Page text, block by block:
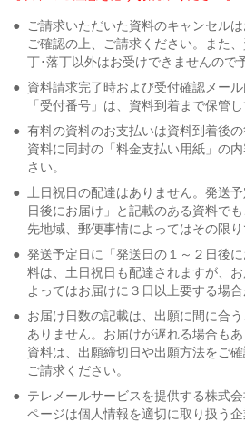
●
ご請求いただいた資料のキャンセル
ご確認の上、ご請求ください。また
丁･落丁以外はお受けできませんので
● 資料請求完了時および受付確認メー
「受付番号」は、資料到着まで保管
● 有料の資料のお支払いは資料到着後
資料に同封の「料金支払い用紙」の
さい。
● 土日祝日の配達はありません。発送
日後にお届け」と記載のある資料で
先地域、郵便事情によってはその限り
● 発送予定日に「発送日の１～２日後
料は、土日祝日も配達されますが、
よってはお届けに３日以上要する場合
● お届け日数の記載は、出願に間に合
ありません。お届けが遅れる場合も
資料は、出願締切日や出願方法をご
ご請求ください。
● テレメールサービスを提供する株式
ページは個人情報を適切に取り扱う企